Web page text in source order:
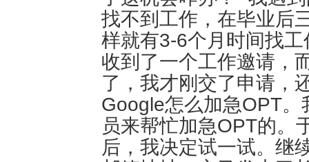
找不到工作，在毕业后
样就有3-6个月时间找
收到了一个工作邀请，
了，我才刚交了申请，
Google怎么加急OPT
员来帮忙加急OPT的。
后，我决定试一试。继